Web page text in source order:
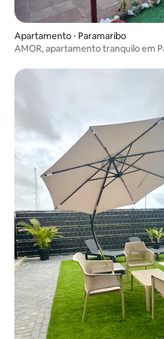
Apartamento ⋅ Paramaribo
AMOR, apartamento tranquilo em